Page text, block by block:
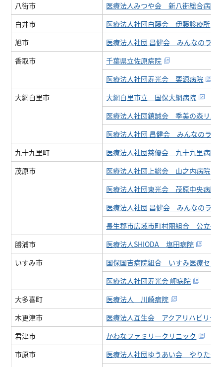
八街市
医療法人みつや会 新八街総合病院
白井市
医療法人社団白藤会 伊藤診療所
旭市
医療法人社団 昌健会 みんなのライ
香取市
千葉県立佐原病院
医療法人社団寿光会 栗源病院
大網白里市
大網白里市立 国保大網病院
医療法人社団鎮誠会 季美の森リハ
医療法人社団 昌健会 みんなのライ
九十九里町
医療法人社団慈優会 九十九里病院
茂原市
医療法人社団上総会 山之内病院
医療法人社団東光会 茂原中央病院
医療法人社団 昌健会 みんなのライ
長生郡市広域市町村圏組合 公立長
勝浦市
医療法人SHIODA 塩田病院
いすみ市
国保国吉病院組合 いすみ医療セン
医療法人社団寿光会 岬病院
大多喜町
医療法人 川崎病院
木更津市
医療法人互生会 アクアリハビリテ
君津市
かわなファミリークリニック
市原市
医療法人社団ゆうあい会 やりたク